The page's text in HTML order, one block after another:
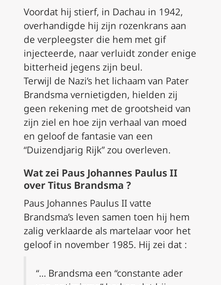
Voordat hij stierf, in Dachau in 1942,
overhandigde hij zijn rozenkrans aan
de verpleegster die hem met gif
injecteerde, naar verluidt zonder enige
bitterheid jegens zijn beul.
Terwijl de Nazi’s het lichaam van Pater
Brandsma vernietigden, hielden zij
geen rekening met de grootsheid van
zijn ziel en hoe zijn verhaal van moed
en geloof de fantasie van een
“Duizendjarig Rijk” zou overleven.
Wat zei Paus Johannes Paulus II
over Titus Brandsma ?
Paus Johannes Paulus II vatte
Brandsma’s leven samen toen hij hem
zalig verklaarde als martelaar voor het
geloof in november 1985. Hij zei dat :
“… Brandsma een “constante ader